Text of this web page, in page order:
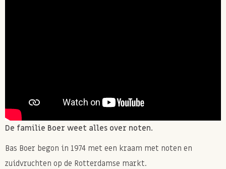
De familie Boer weet alles over noten.
Bas Boer begon in 1974 met een kraam met noten en
zuidvruchten op de Rotterdamse markt.